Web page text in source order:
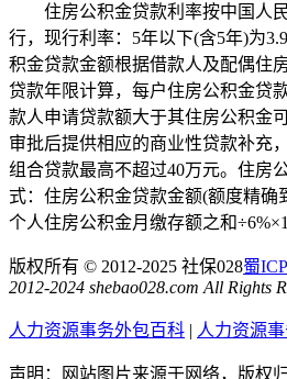
住房公积金贷款利率按中国人民
行，现行利率：5年以下(含5年)为
积金贷款金额根据借款人及配偶住
贷款年限计算，每户住房公积金贷
款人申请贷款额大于其住房公积金
审批后提供相应的商业性贷款补充
组合贷款最高不超过40万元。住房
式：住房公积金贷款金额(额度精确
个人住房公积金月缴存额之和
版权所有 © 2012-2025 社保028蜀
2012-2024 shebao028.com All Rights
人力资源事务外包百科 | 人力资源
声明：网站图片来源于网络，版权